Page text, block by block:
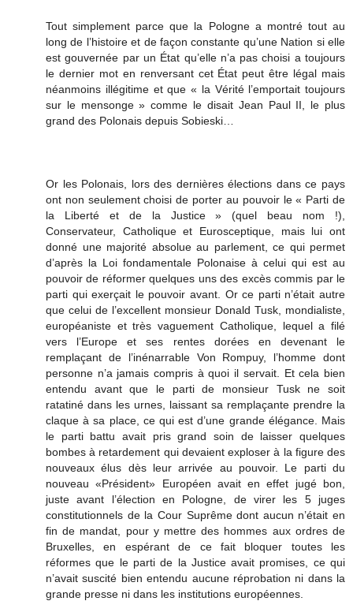
Tout simplement parce que la Pologne a montré tout au
long de l’histoire et de façon constante qu’une Nation si elle
est gouvernée par un État qu’elle n’a pas choisi a toujours
le dernier mot en renversant cet État peut être légal mais
néanmoins illégitime et que « la Vérité l’emportait toujours
sur le mensonge » comme le disait Jean Paul II, le plus
grand des Polonais depuis Sobieski…
Or les Polonais, lors des dernières élections dans ce pays
ont non seulement choisi de porter au pouvoir le « Parti de
la Liberté et de la Justice » (quel beau nom !),
Conservateur, Catholique et Eurosceptique, mais lui ont
donné une majorité absolue au parlement, ce qui permet
d’après la Loi fondamentale Polonaise à celui qui est au
pouvoir de réformer quelques uns des excès commis par le
parti qui exerçait le pouvoir avant. Or ce parti n’était autre
que celui de l’excellent monsieur Donald Tusk, mondialiste,
européaniste et très vaguement Catholique, lequel a filé
vers l’Europe et ses rentes dorées en devenant le
remplaçant de l’inénarrable Von Rompuy, l’homme dont
personne n’a jamais compris à quoi il servait. Et cela bien
entendu avant que le parti de monsieur Tusk ne soit
ratatiné dans les urnes, laissant sa remplaçante prendre la
claque à sa place, ce qui est d’une grande élégance. Mais
le parti battu avait pris grand soin de laisser quelques
bombes à retardement qui devaient exploser à la figure des
nouveaux élus dès leur arrivée au pouvoir. Le parti du
nouveau «Président» Européen avait en effet jugé bon,
juste avant l’élection en Pologne, de virer les 5 juges
constitutionnels de la Cour Suprême dont aucun n’était en
fin de mandat, pour y mettre des hommes aux ordres de
Bruxelles, en espérant de ce fait bloquer toutes les
réformes que le parti de la Justice avait promises, ce qui
n’avait suscité bien entendu aucune réprobation ni dans la
grande presse ni dans les institutions européennes.